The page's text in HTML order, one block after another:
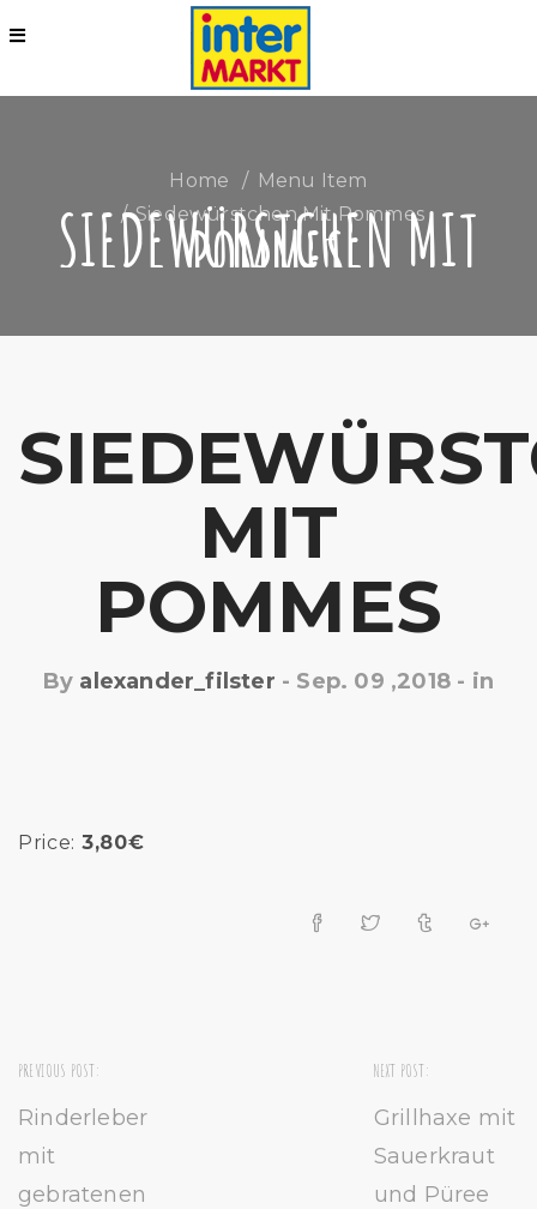
Home
Menu Item
Siedewürstchen Mit Pommes
SIEDEWÜRSTCHEN MIT
POMMES
MIT
POMMES
By alexander_filster - Sep. 09 ,2018 - in
Price: 3,80€
PREVIOUS POST:
Rinderleber
mit
gebratenen
NEXT POST:
Grillhaxe mit
Sauerkraut
und Püree